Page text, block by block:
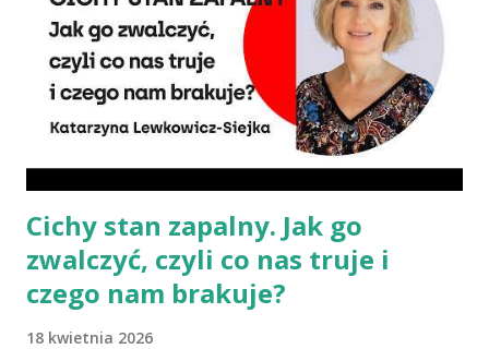
słupkach? – Nie ma takiej potrzeby – uspokaja Agata Radosh,
prezes Stowarzyszenia Promocji Zdrowego Stylu Życia – Sięgnij
Po Zdrowie. – Choć owszem, gdy chcemy nauczyć się podstaw
komponowania diety wegańskiej, możemy spisywać to, co
spożywamy, w jakich ilościach, jaką ma to wartość od...
Cichy stan zapalny. Jak go
zwalczyć, czyli co nas truje i
czego nam brakuje?
18 kwietnia 2026